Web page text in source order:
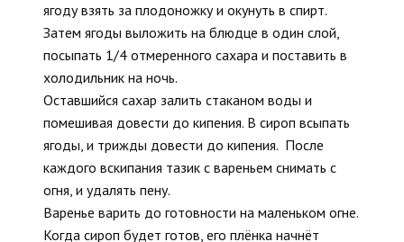
ягоду взять за плодоножку и окунуть в спирт.
Затем ягоды выложить на блюдце в один слой,
посыпать 1/4 отмеренного сахара и поставить в
холодильник на ночь.
Оставшийся сахар залить стаканом воды и
помешивая довести до кипения. В сироп всыпать
ягоды, и трижды довести до кипения. После
каждого вскипания тазик с вареньем снимать с
огня, и удалять пену.
Варенье варить до готовности на маленьком огне.
Когда сироп будет готов, его плёнка начнёт